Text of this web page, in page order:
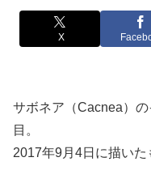
X
サボネア（Cacnea）
目。
2017年9月4日に描いた